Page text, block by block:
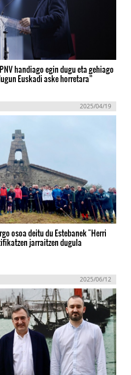
handiago egin dugu eta gehiago
Euskadi aske horretara”
2025/04/19
osoa deitu du Estebanek "Herri
jarraitzen dugula
2025/06/12